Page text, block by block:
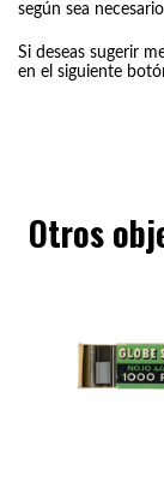
según sea
Si deseas sugerir
en el siguiente
Otros